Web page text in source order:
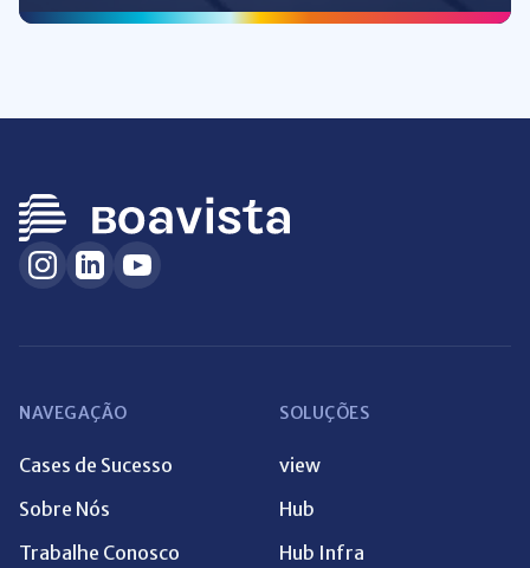
NAVEGAÇÃO
Cases de Sucesso
Sobre Nós
Trabalhe Conosco
SOLUÇÕES
view
Hub
Hub Infra